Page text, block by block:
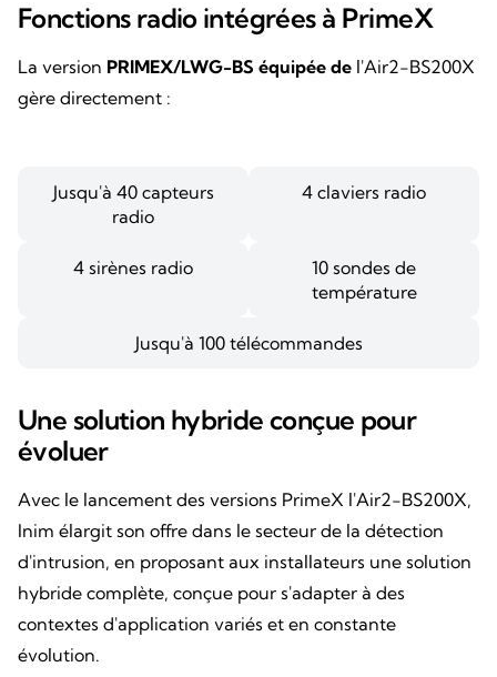
Fonctions radio intégrées à PrimeX
La version PRIMEX/LWG-BS équipée de l'Air2-BS200X
gère directement :
Jusqu'à 40 capteurs
radio
4 claviers radio
4 sirènes radio
10 sondes de
température
Jusqu'à 100 télécommandes
Une solution hybride conçue pour
évoluer
Avec le lancement des versions PrimeX l'Air2-BS200X,
Inim élargit son offre dans le secteur de la détection
d'intrusion, en proposant aux installateurs une solution
hybride complète, conçue pour s'adapter à des
contextes d'application variés et en constante
évolution.